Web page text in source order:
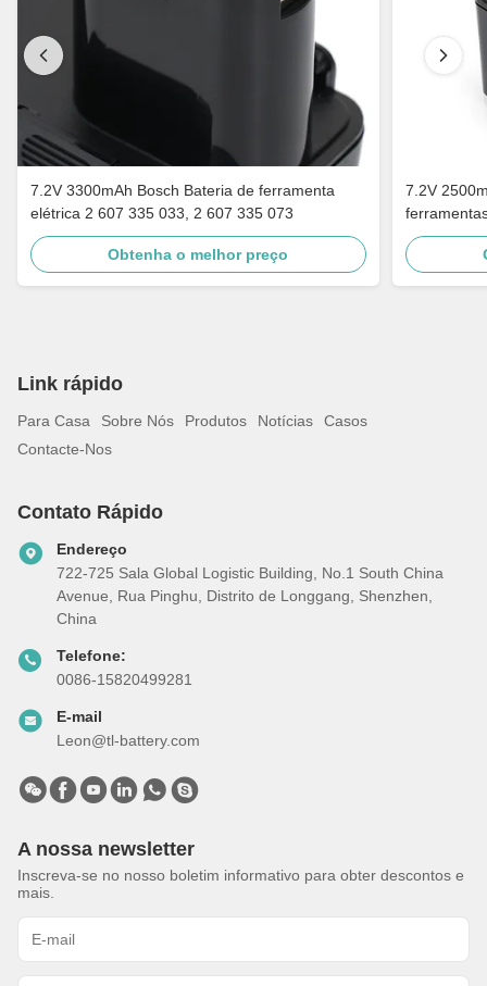
7.2V 3300mAh Bosch Bateria de ferramenta
elétrica 2 607 335 033, 2 607 335 073
Obtenha o melhor preço
7.2V
335 032
Link rápido
Para Casa Sobre Nós Produtos Notícias
Casos
Contacte-Nos
Contato Rápido
Endereço
722-725 Sala Global Logistic Building, No.1 South China
Avenue, Rua Pinghu, Distrito de Longgang, Shenzhen,
China
Telefone:
0086-15820499281
E-mail
Leon@tl-battery.com
A nossa newsletter
Inscreva-se no nosso boletim informativo para obter descontos e
mais.